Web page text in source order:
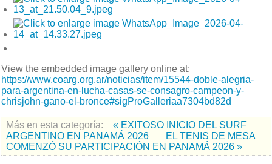
View the embedded image gallery online at:
https://www.coarg.org.ar/noticias/item/15544-doble-alegria-
para-argentina-en-lucha-casas-se-consagro-campeon-y-
chrisjohn-gano-el-bronce#sigProGalleriaa7304bd82d
Más en esta categoría:
« EXITOSO INICIO DEL SURF
ARGENTINO EN PANAMÁ 2026
EL TENIS DE MESA
COMENZÓ SU PARTICIPACIÓN EN PANAMÁ 2026 »